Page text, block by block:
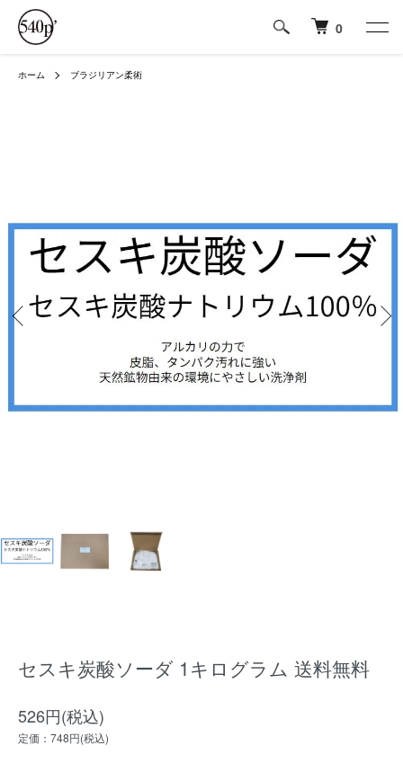
0
ホーム ブラジリアン柔術
セスキ炭酸ソーダ 1キログラム 送料無料
526円(税込)
定価：748円(税込)